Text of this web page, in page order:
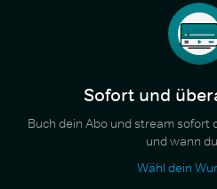
Sofort und
Buch dein Abo und stream sofort
und wann
Wähl dein